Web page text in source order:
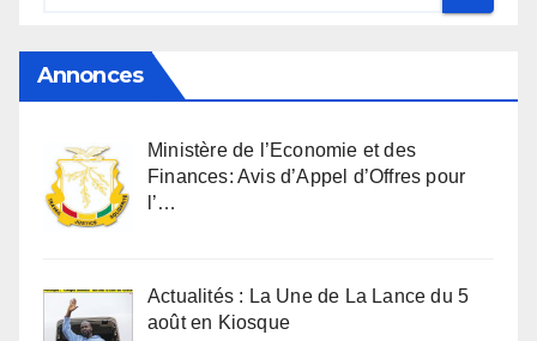
Annonces
Ministère de l’Economie et des
Finances: Avis d’Appel d’Offres pour
l’…
Actualités : La Une de La Lance du 5
août en Kiosque